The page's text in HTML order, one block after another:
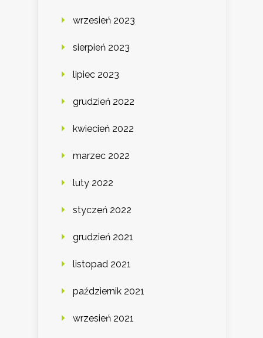
wrzesień 2023
sierpień 2023
lipiec 2023
grudzień 2022
kwiecień 2022
marzec 2022
luty 2022
styczeń 2022
grudzień 2021
listopad 2021
październik 2021
wrzesień 2021